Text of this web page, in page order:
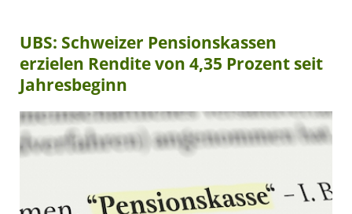
UBS: Schweizer Pensionskassen
erzielen Rendite von 4,35 Prozent seit
Jahresbeginn